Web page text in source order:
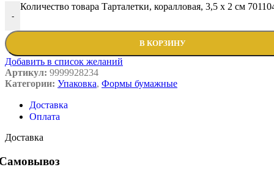
-
Количество товара Тарталетки, коралловая, 3,5 х 2 см
В КОРЗИНУ
Добавить в список желаний
Артикул: 9999928234
Категории: Упаковка, Формы бумажные
Доставка
Оплата
Доставка